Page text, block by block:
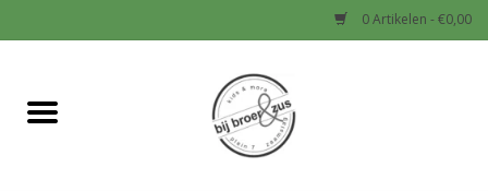
0 Artikelen - €0,00
Home